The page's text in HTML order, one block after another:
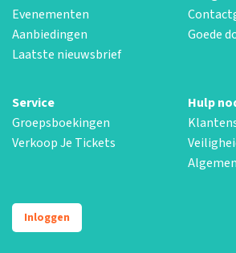
Evenementen
Aanbiedingen
Laatste nieuwsbrief
Goede
Service
Groepsboekingen
Verkoop Je Tickets
Hulp
Inloggen